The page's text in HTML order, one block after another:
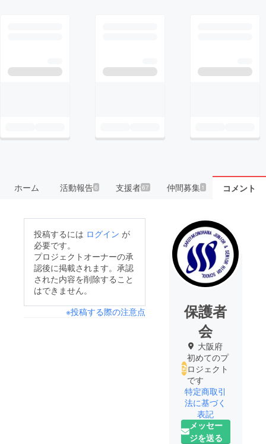
ホーム 活動報告6 支援者67 仲間募集 1 コメント
投稿するには ログイン が
必要です。
プロジェクトオーナーの承
認後に掲載されます。承認
された内容を削除すること
はできません。
※投稿する際の注意点
保護者
会
大阪府
初めてのプ
ロジェクト
です
特定商取引
法に基づく
表記
メッセー
ジを送る